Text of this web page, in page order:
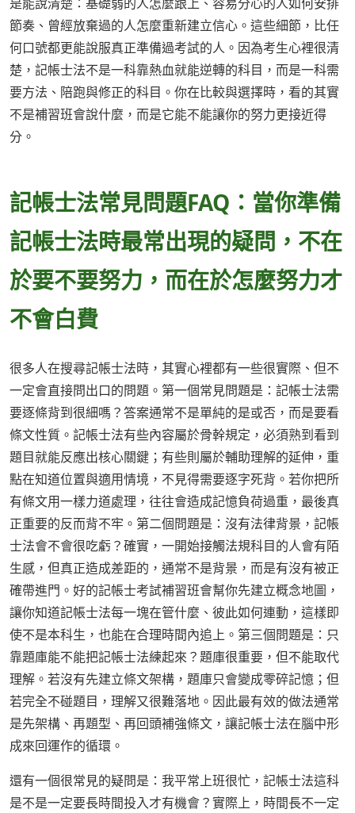
節奏、曾經放棄過的人怎麼重新建立信心。這些細節，比任
何口號都更能說服真正準備過考試的人。因為考生心裡很清
楚，記帳士法不是一科靠熱血就能逆轉的科目，而是一科需
要方法、陪跑與修正的科目。你在比較與選擇時，看的其實
不是補習班會說什麼，而是它能不能讓你的努力更接近得
分。
記帳士法常見問題FAQ：當你準備
記帳士法時最常出現的疑問，不在
於要不要努力，而在於怎麼努力才
不會白費
很多人在搜尋記帳士法時，其實心裡都有一些很實際、但不
一定會直接問出口的問題。第一個常見問題是：記帳士法需
要逐條背到很細嗎？答案通常不是單純的是或否，而是要看
條文性質。記帳士法有些內容屬於骨幹規定，必須熟到看到
題目就能反應出核心關鍵；有些則屬於輔助理解的延伸，重
點在知道位置與適用情境，不見得需要逐字死背。若你把所
有條文用一樣力道處理，往往會造成記憶負荷過重，最後真
正重要的反而背不牢。第二個問題是：沒有法律背景，記帳
士法會不會很吃虧？確實，一開始接觸法規科目的人會有陌
生感，但真正造成差距的，通常不是背景，而是有沒有被正
確帶進門。好的記帳士考試補習班會幫你先建立概念地圖，
讓你知道記帳士法每一塊在管什麼、彼此如何連動，這樣即
使不是本科生，也能在合理時間內追上。第三個問題是：只
靠題庫能不能把記帳士法練起來？題庫很重要，但不能取代
理解。若沒有先建立條文架構，題庫只會變成零碎記憶；但
若完全不碰題目，理解又很難落地。因此最有效的做法通常
是先架構、再題型、再回頭補強條文，讓記帳士法在腦中形
成來回運作的循環。
還有一個很常見的疑問是：我平常上班很忙，記帳士法這科
是不是一定要長時間投入才有機會？實際上，時間長不一定